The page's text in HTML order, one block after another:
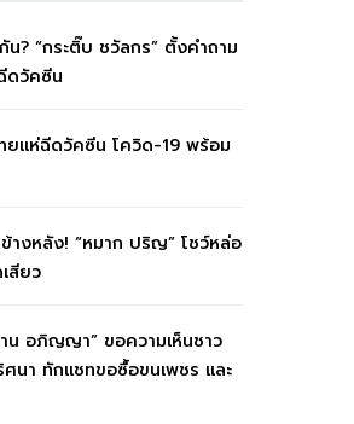
น? “กระติ๊บ ชวัลกร” ตั้งคำถาม
ดวัคซีน
ยแห่ฉีดวัคซีน โควิด-19 พร้อม
างหลัง! “หมาก ปริญ” โชว์หล่อ
สียว
าน อภิญญา” ขอความเห็นชาว
ศนา ทักแชทขอซื้อขนเพชร และ